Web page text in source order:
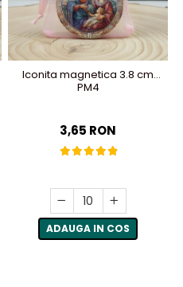
Iconita magnetica 3.8 cm
PM4
3,65 RON
ADAUGA IN COS